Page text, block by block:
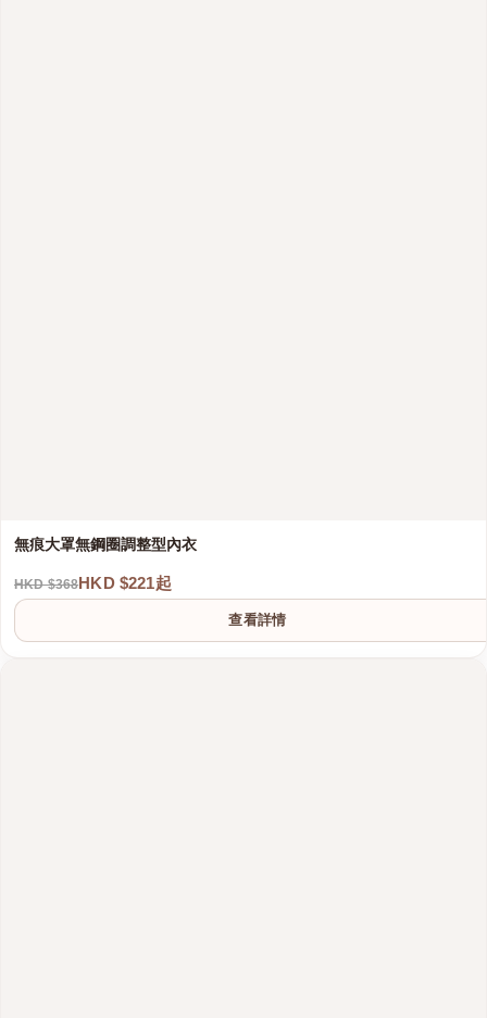
無痕大罩無鋼圈調整型內衣
HKD $368HKD $221起
查看詳情